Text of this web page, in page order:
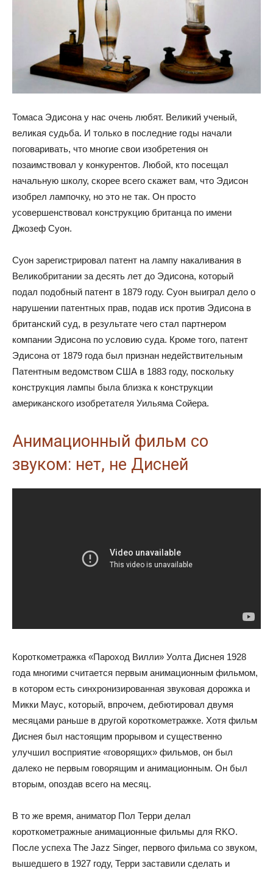
Томаса Эдисона у нас очень любят. Великий ученый,
великая судьба. И только в последние годы начали
поговаривать, что многие свои изобретения он
позаимствовал у конкурентов. Любой, кто посещал
начальную школу, скорее всего скажет вам, что Эдисон
изобрел лампочку, но это не так. Он просто
усовершенствовал конструкцию британца по имени
Джозеф Суон.
Суон зарегистрировал патент на лампу накаливания в
Великобритании за десять лет до Эдисона, который
подал подобный патент в 1879 году. Суон выиграл дело о
нарушении патентных прав, подав иск против Эдисона в
британский суд, в результате чего стал партнером
компании Эдисона по условию суда. Кроме того, патент
Эдисона от 1879 года был признан недействительным
Патентным ведомством США в 1883 году, поскольку
конструкция лампы была близка к конструкции
американского изобретателя Уильяма Сойера.
Анимационный фильм со
звуком: нет, не Дисней
Короткометражка «Пароход Вилли» Уолта Диснея 1928
года многими считается первым анимационным фильмом,
в котором есть синхронизированная звуковая дорожка и
Микки Маус, который, впрочем, дебютировал двумя
месяцами раньше в другой короткометражке. Хотя фильм
Диснея был настоящим прорывом и существенно
улучшил восприятие «говорящих» фильмов, он был
далеко не первым говорящим и анимационным. Он был
вторым, опоздав всего на месяц.
В то же время, аниматор Пол Терри делал
короткометражные анимационные фильмы для RKO.
После успеха The Jazz Singer, первого фильма со звуком,
вышедшего в 1927 году, Терри заставили сделать и